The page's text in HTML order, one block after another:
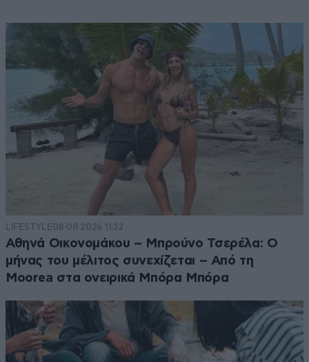
LIFESTYLE08·08·2026 11:32
Αθηνά Οικονομάκου – Μπρούνο Τσερέλα: Ο
μήνας του μέλιτος συνεχίζεται – Από τη
Moorea στα ονειρικά Μπόρα Μπόρα